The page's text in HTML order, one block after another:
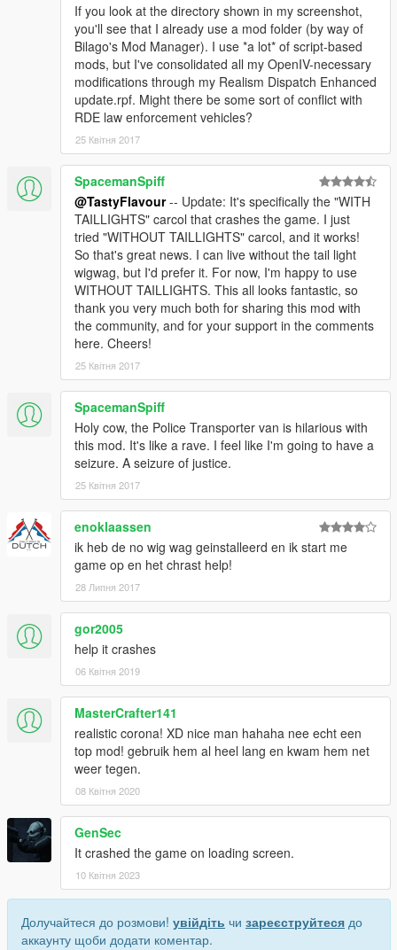
If you look at the directory shown in my screenshot,
you'll see that I already use a mod folder (by way of
Bilago's Mod Manager). I use *a lot* of script-based
mods, but I've consolidated all my OpenIV-necessary
modifications through my Realism Dispatch Enhanced
update.rpf. Might there be some sort of conflict with
RDE law enforcement vehicles?
25 Квітня 2017
SpacemanSpiff
@TastyFlavour-- Update: It's specifically the "WITH
TAILLIGHTS" carcol that crashes the game. I just
tried "WITHOUT TAILLIGHTS" carcol, and it works!
So that's great news. I can live without the tail light
wigwag, but I'd prefer it. For now, I'm happy to use
WITHOUT TAILLIGHTS. This all looks fantastic, so
thank you very much both for sharing this mod with
the community, and for your support in the comments
here. Cheers!
25 Квітня 2017
SpacemanSpiff
Holy cow, the Police Transporter van is hilarious with
this mod. It's like a rave. I feel like I'm going to have a
seizure. A seizure of justice.
25 Квітня 2017
enoklaassen
ik heb de no wig wag geinstalleerd en ik start me
game op en het chrast help!
28 Липня 2017
gor2005
help it crashes
06 Квітня 2019
MasterCrafter141
realistic corona! XD nice man hahaha nee echt een
top mod! gebruik hem al heel lang en kwam hem net
weer tegen.
08 Квітня 2020
GenSec
It crashed the game on loading screen.
10 Квітня 2023
Долучайтеся до розмови! увійдіть чи зареєструйтеся до
аккаунту щоби додати коментар.